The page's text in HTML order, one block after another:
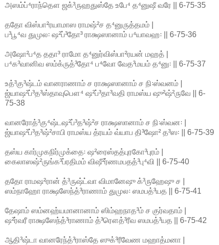
அஸம்ப்⁴ராந்தௌ ஜக்³ருஹதுஸ்தே உபே⁴ த⁴னுஷீ வரே || 6-75-35
ததோ விஸ்பா²ரயாமாஸ ராமஷ்²ச த⁴னுருத்தமம் |
ப³பூ⁴வ துமுல꞉ ஷ²ப்³தோ³ ராக்ஷஸானாம் ப⁴யாவஹ꞉ || 6-75-36
அஷோ²ப⁴த ததா³ ராமோ த⁴னுர்விஸ்பா²ரயன் மஹத் |
ப⁴க³வானிவ ஸம்க்ருத்³தோ⁴ ப⁴வோ வேத³மயம் த⁴னு꞉ || 6-75-37
உத்³கு³ஷ்டம் வானராணாம் ச ராக்ஷஸானாம் ச நி꞉ஸ்வனம் |
ஜ்யாஷ²ப்³த³ஸ்தாவுபௌ⁴ ஷ²ப்³தா³வதி ராமஸ்ய ஷு²ஷ்²ருவே || 6-
75-38
வானரோத்³கு⁴ஷ்டஷ²ப்³த³ஷ்²ச ராக்ஷஸானாம் ச நி꞉ஸ்வன꞉ |
ஜ்யாஷ²ப்³த³ஷ்²சாபி ராமஸ்ய த்ரயம் வ்யாப தி³ஷோ² த³ஸ꞉ || 6-75-39
தஸ்ய கார்முகநிர்முக்தை꞉ ஷ²ரைஸ்தத்புரகோ³புரம் |
கைலாஸஷ்²ருங்க³ப்ரதிமம் விஷீ²ர்ணமபதத்³பு⁴வி || 6-75-40
ததோ ராமஷ²ரான் த்³ருஷ்ட்வா விமானேஷு க்³ருஹேஷு ச |
ஸம்நாஹோ ராக்ஷஸேந்த்³ராணாம் துமுல꞉ ஸமபத்³யத || 6-75-41
தேஷாம் ஸம்னஹ்யமானானாம் ஸிம்ஹநாத³ம் ச குர்வதாம் |
ஷ²ர்வரீ ராக்ஷஸேந்த்³ராணாம் த்³ரௌத்³ரீவ ஸமபத்³யத || 6-75-42
ஆதி³ஷ்டா வானரேந்த்³ராஸ்தே ஸுக்³ரீவேண மஹாத்மனா |